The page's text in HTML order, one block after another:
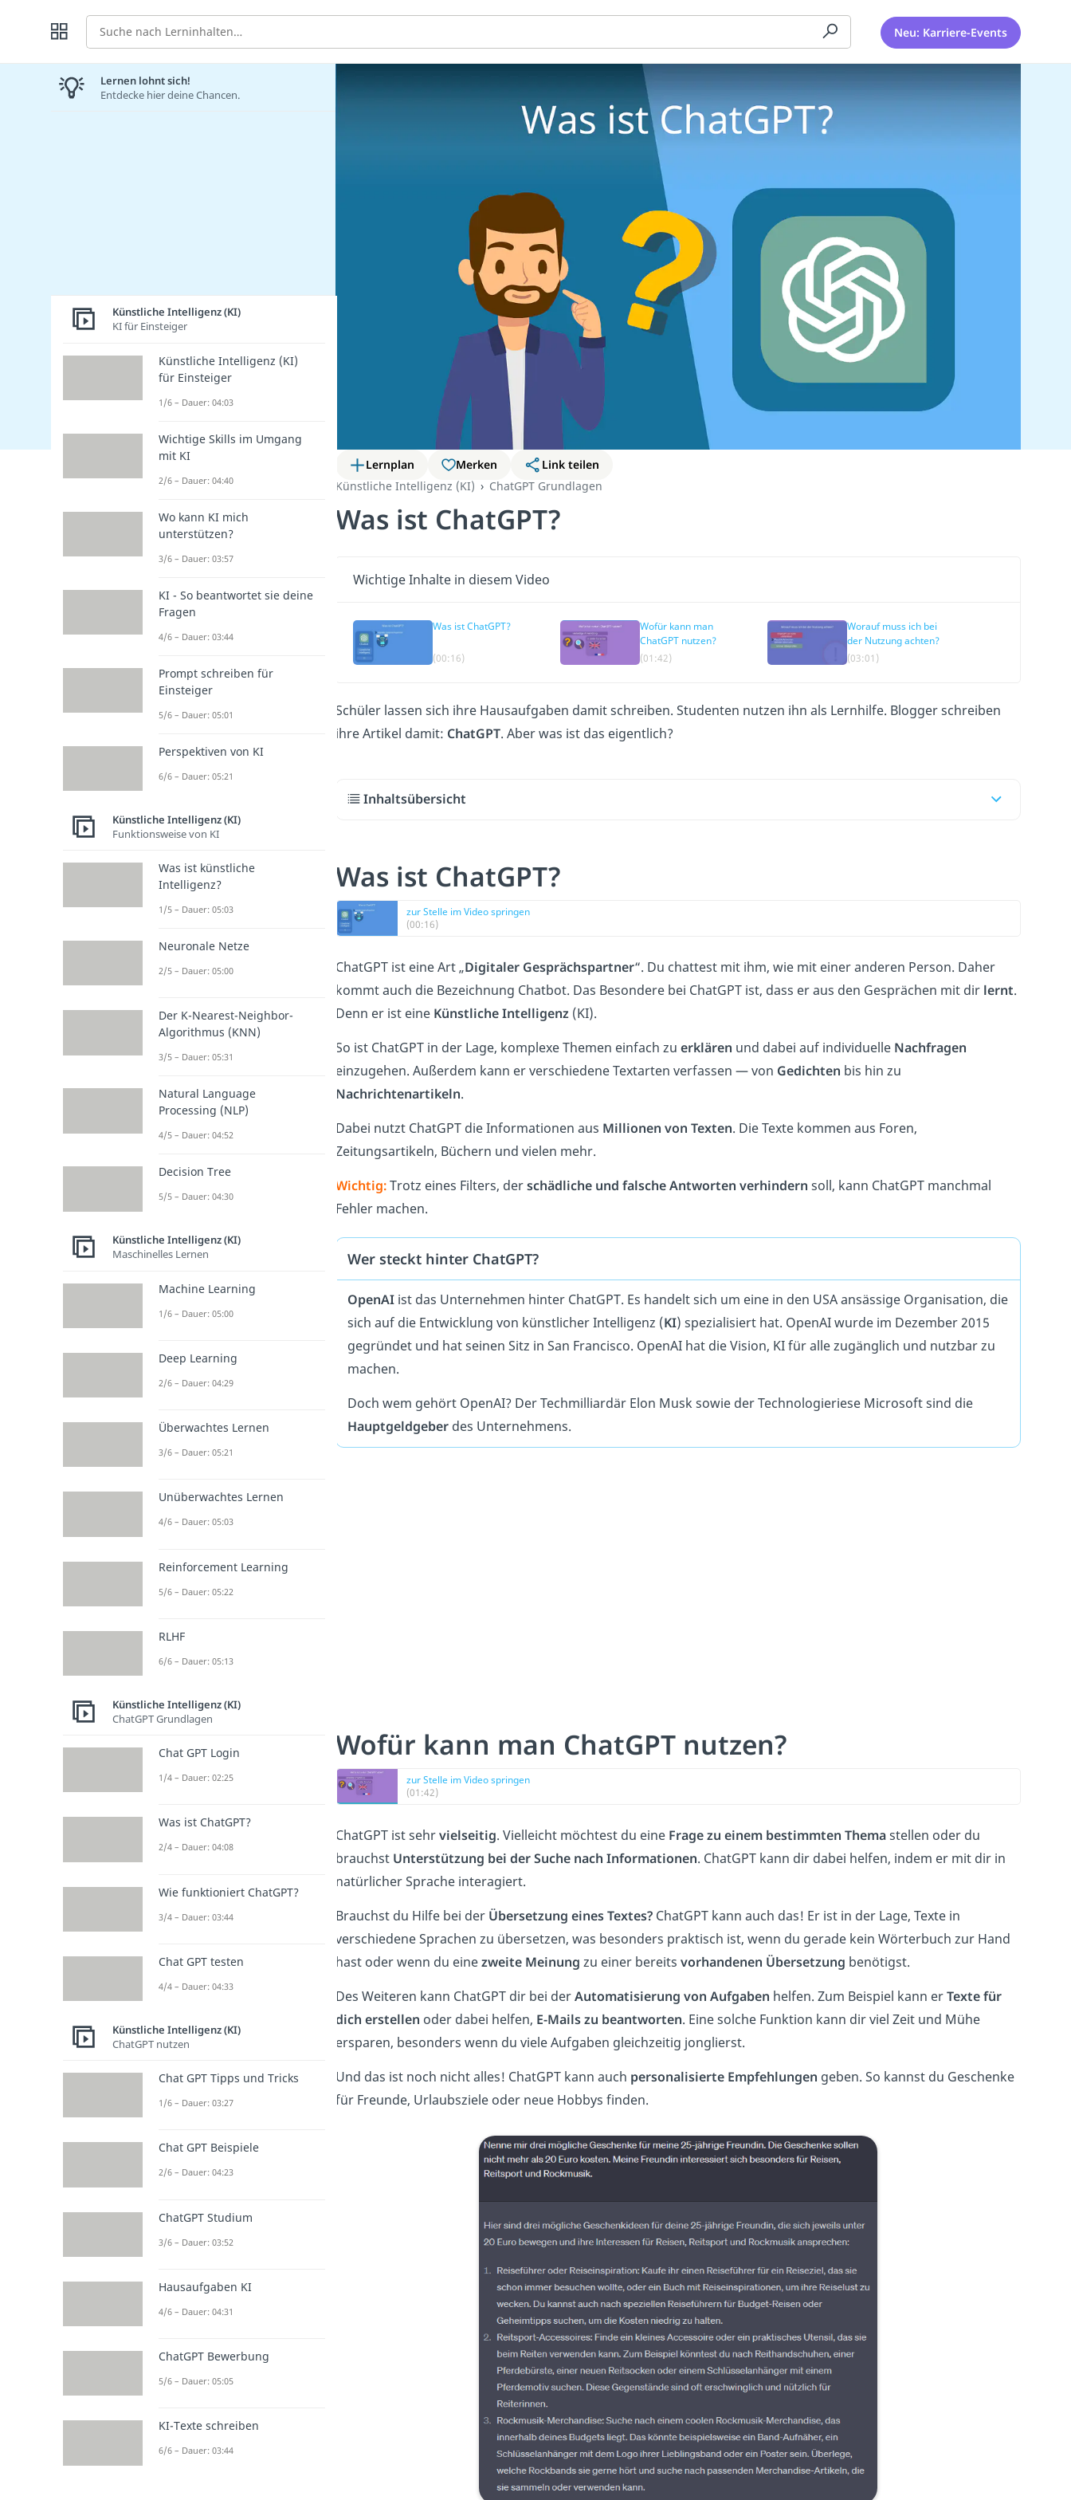
Suche Neu: Karriere-Events
Lernplan Merken
Link teilen
Künstliche Intelligenz (KI)
ChatGPT Grundlagen
Was ist ChatGPT?
Wichtige Inhalte in diesem Video
Was ist ChatGPT?
(00:16)
Wofür kann man
ChatGPT nutzen?
(01:42)
Worauf muss ich bei
der Nutzung achten?
(03:01)
Schüler lassen sich ihre Hausaufgaben damit schreiben. Studenten nutzen ihn als Lernhilfe. Blogger schreiben
ihre Artikel damit: ChatGPT. Aber was ist das eigentlich?
Inhaltsübersicht
Was ist ChatGPT?
zur Stelle im Video springen
(00:16)
ChatGPT ist eine Art „Digitaler Gesprächspartner“. Du chattest mit ihm, wie mit einer anderen Person. Daher
kommt auch die Bezeichnung Chatbot. Das Besondere bei ChatGPT ist, dass er aus den Gesprächen mit dir lernt.
Denn er ist eine Künstliche Intelligenz(KI).
So ist ChatGPT in der Lage, komplexe Themen einfach zu erklären und dabei auf individuelle Nachfragen
einzugehen. Außerdem kann er verschiedene Textarten verfassen — von Gedichten bis hin zu
Nachrichtenartikeln.
Dabei nutzt ChatGPT die Informationen aus Millionen von Texten. Die Texte kommen aus Foren,
Zeitungsartikeln, Büchern und vielen mehr.
Wichtig:Trotz eines Filters, derschädliche und falsche Antworten verhindern soll, kann ChatGPT manchmal
Fehler machen.
Wer steckt hinter ChatGPT?
OpenAIist das Unternehmen hinter ChatGPT. Es handelt sich um eine in den USA ansässige Organisation, die
sich auf die Entwicklung von künstlicher Intelligenz (KI) spezialisiert hat. OpenAI wurde im Dezember 2015
gegründet und hat seinen Sitz in San Francisco. OpenAI hat die Vision, KI für alle zugänglich und nutzbar zu
machen.
Doch wem gehört OpenAI? Der Techmilliardär Elon Musk sowie der Technologieriese Microsoft sind die
Hauptgeldgeberdes Unternehmens.
Wofür kann man ChatGPT nutzen?
zur Stelle im Video springen
(01:42)
ChatGPT ist sehrvielseitig. Vielleicht möchtest du eine Frage zu einem bestimmten Themastellen oder du
brauchst Unterstützung bei der Suche nach Informationen. ChatGPT kann dir dabei helfen, indem er mit dir in
natürlicher Sprache interagiert.
Brauchst du Hilfe bei derÜbersetzung eines Textes?ChatGPT kann auch das! Er ist in der Lage, Texte in
verschiedene Sprachen zu übersetzen, was besonders praktisch ist, wenn du gerade kein Wörterbuch zur Hand
hast oder wenn du einezweite Meinung zu einer bereits vorhandenen Übersetzung benötigst.
Des Weiteren kann ChatGPT dir bei derAutomatisierung von Aufgaben helfen. Zum Beispiel kann erTexte für
dich erstellen oder dabei helfen, E-Mails zu beantworten. Eine solche Funktion kann dir viel Zeit und Mühe
ersparen, besonders wenn du viele Aufgaben gleichzeitig jonglierst.
Und das ist noch nicht alles! ChatGPT kann auch personalisierte Empfehlungen geben. So kannst du Geschenke
für Freunde, Urlaubsziele oder neue Hobbys finden.
Lernen lohnt sich!
Entdecke hier deine Chancen.
Künstliche Intelligenz (KI)
KI für Einsteiger
Künstliche Intelligenz (KI)
für Einsteiger
1/6 – Dauer: 04:03
Wichtige Skills im Umgang
mit KI
2/6 – Dauer: 04:40
Wo kann KI mich
unterstützen?
3/6 – Dauer: 03:57
KI - So beantwortet sie deine
Fragen
4/6 – Dauer: 03:44
Prompt schreiben für
Einsteiger
5/6 – Dauer: 05:01
Perspektiven von KI
6/6 – Dauer: 05:21
Künstliche Intelligenz (KI)
Funktionsweise von KI
Was ist künstliche
Intelligenz?
1/5 – Dauer: 05:03
Neuronale Netze
2/5 – Dauer: 05:00
Der K-Nearest-Neighbor-
Algorithmus (KNN)
3/5 – Dauer: 05:31
Natural Language
Processing (NLP)
4/5 – Dauer: 04:52
Decision Tree
5/5 – Dauer: 04:30
Künstliche Intelligenz (KI)
Maschinelles Lernen
Machine Learning
1/6 – Dauer: 05:00
Deep Learning
2/6 – Dauer: 04:29
Überwachtes Lernen
3/6 – Dauer: 05:21
Unüberwachtes Lernen
4/6 – Dauer: 05:03
Reinforcement Learning
5/6 – Dauer: 05:22
RLHF
6/6 – Dauer: 05:13
Künstliche Intelligenz (KI)
ChatGPT Grundlagen
Chat GPT Login
1/4 – Dauer: 02:25
Was ist ChatGPT?
2/4 – Dauer: 04:08
Wie funktioniert ChatGPT?
3/4 – Dauer: 03:44
Chat GPT testen
4/4 – Dauer: 04:33
Künstliche Intelligenz (KI)
ChatGPT nutzen
Chat GPT Tipps und Tricks
1/6 – Dauer: 03:27
Chat GPT Beispiele
2/6 – Dauer: 04:23
ChatGPT Studium
3/6 – Dauer: 03:52
Hausaufgaben KI
4/6 – Dauer: 04:31
ChatGPT Bewerbung
5/6 – Dauer: 05:05
KI-Texte schreiben
6/6 – Dauer: 03:44